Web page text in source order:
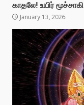
காதலே! உயிர் மூச்சாகி
January 13, 2026